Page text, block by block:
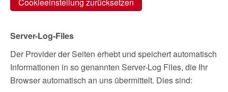
Server-Log-Files
Der Provider der Seiten erhebt und speichert automatisch
Informationen in so genannten Server-Log Files, die Ihr
Browser automatisch an uns übermittelt. Dies sind: